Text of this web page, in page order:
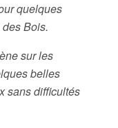
quelques
Bois.
sur les
belles
sans difficultés